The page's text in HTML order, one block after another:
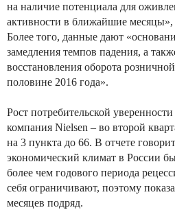
на наличие потенциала для
активности в ближайшие
Более того, данные дают
замедления темпов падения, а
восстановления оборота
половине 2016 года».
Рост потребительской
компания Nielsen – во второй
на 3 пункта до 66. В отчете
экономический климат в России
более чем годового периода
себя ограничивают, поэтому
месяцев подряд.